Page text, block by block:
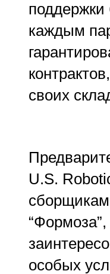
поддержки
каждым
своих
U.S.
особых